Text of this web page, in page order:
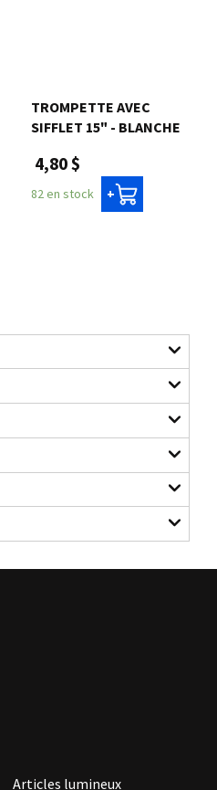
TROMPETTE AVEC
SIFFLET 15" - BLANCHE
4,80 $
82 en stock +
Articles lumineux